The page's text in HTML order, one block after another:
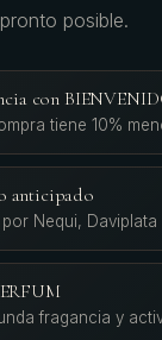
posible.
con
tiene 10%
anticipado
Nequi,
fragancia y